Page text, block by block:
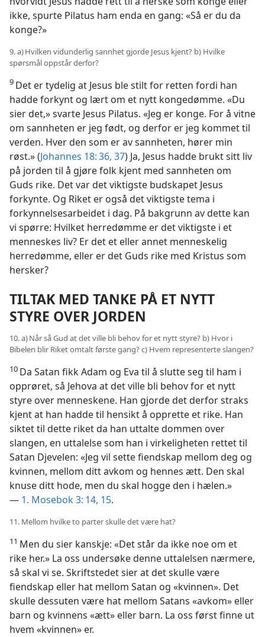
ikke, spurte Pilatus ham enda en gang: «Så er du da
konge?»
9. a) Hvilken vidunderlig sannhet gjorde Jesus kjent? b) Hvilke
spørsmål oppstår derfor?
9 Det er tydelig at Jesus ble stilt for retten fordi han
hadde forkynt og lært om et nytt kongedømme. «Du
sier det,» svarte Jesus Pilatus. «Jeg er konge. For å vitne
om sannheten er jeg født, og derfor er jeg kommet til
verden. Hver den som er av sannheten, hører min
røst.» (Johannes 18: 36, 37) Ja, Jesus hadde brukt sitt liv
på jorden til å gjøre folk kjent med sannheten om
Guds rike. Det var det viktigste budskapet Jesus
forkynte. Og Riket er også det viktigste tema i
forkynnelsesarbeidet i dag. På bakgrunn av dette kan
vi spørre: Hvilket herredømme er det viktigste i et
menneskes liv? Er det et eller annet menneskelig
herredømme, eller er det Guds rike med Kristus som
hersker?
TILTAK MED TANKE PÅ ET NYTT
STYRE OVER JORDEN
10. a) Når så Gud at det ville bli behov for et nytt styre? b) Hvor i
Bibelen blir Riket omtalt første gang? c) Hvem representerte slangen?
10 Da Satan fikk Adam og Eva til å slutte seg til ham i
opprøret, så Jehova at det ville bli behov for et nytt
styre over menneskene. Han gjorde det derfor straks
kjent at han hadde til hensikt å opprette et rike. Han
siktet til dette riket da han uttalte dommen over
slangen, en uttalelse som han i virkeligheten rettet til
Satan Djevelen: «Jeg vil sette fiendskap mellom deg og
kvinnen, mellom ditt avkom og hennes ætt. Den skal
knuse ditt hode, men du skal hogge den i hælen.»
— 1. Mosebok 3: 14, 15.
11. Mellom hvilke to parter skulle det være hat?
11 Men du sier kanskje: «Det står da ikke noe om et
rike her.» La oss undersøke denne uttalelsen nærmere,
så skal vi se. Skriftstedet sier at det skulle være
fiendskap eller hat mellom Satan og «kvinnen». Det
skulle dessuten være hat mellom Satans «avkom» eller
barn og kvinnens «ætt» eller barn. La oss først finne ut
hvem «kvinnen» er.